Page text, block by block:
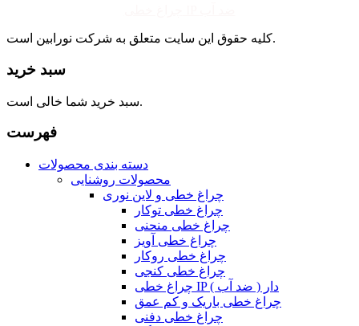
کلیه حقوق این سایت متعلق به شرکت نورابین است.
سبد خرید
سبد خرید شما خالی است.
فهرست
دسته بندی محصولات
محصولات روشنایی
چراغ خطی و لاین نوری
چراغ خطی توکار
چراغ خطی منحنی
چراغ خطی آویز
چراغ خطی روکار
چراغ خطی کنجی
چراغ خطی IP دار ( ضد آب )
چراغ خطی باریک و کم عمق
چراغ خطی دفنی